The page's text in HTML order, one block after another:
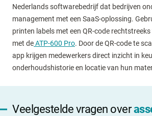
Veelgestelde vragen over
Nederlands softwarebedrijf dat bedrijven
management met een SaaS-oplossing.
printen labels met een QR-code
met deATP-600 Pro. Door de QR-code te
app krijgen medewerkers direct inzicht in
onderhoudshistorie en locatie van hun